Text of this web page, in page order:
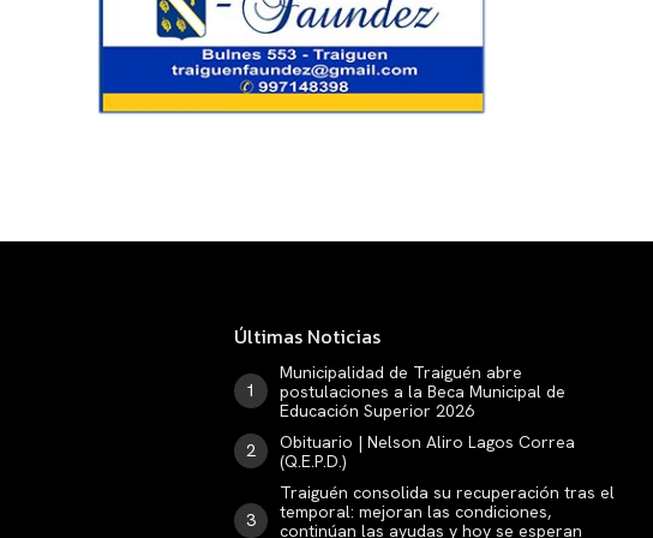
Últimas Noticias
Municipalidad de Traiguén abre
postulaciones a la Beca Municipal de
Educación Superior 2026
Obituario | Nelson Aliro Lagos Correa
(Q.E.P.D.)
Traiguén consolida su recuperación tras el
temporal: mejoran las condiciones,
continúan las ayudas y hoy se esperan